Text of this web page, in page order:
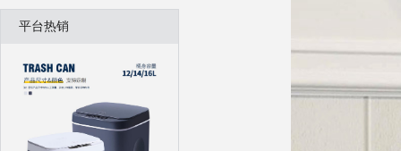
平台热销